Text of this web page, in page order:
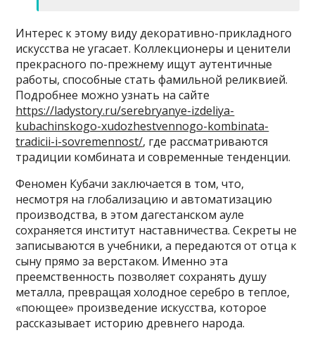
Интерес к этому виду декоративно-прикладного
искусства не угасает. Коллекционеры и ценители
прекрасного по-прежнему ищут аутентичные
работы, способные стать фамильной реликвией.
Подробнее можно узнать на сайте
https://ladystory.ru/serebryanye-izdeliya-
kubachinskogo-xudozhestvennogo-kombinata-
tradicii-i-sovremennost/, где рассматриваются
традиции комбината и современные тенденции.
Феномен Кубачи заключается в том, что,
несмотря на глобализацию и автоматизацию
производства, в этом дагестанском ауле
сохраняется институт наставничества. Секреты не
записываются в учебники, а передаются от отца к
сыну прямо за верстаком. Именно эта
преемственность позволяет сохранять душу
металла, превращая холодное серебро в теплое,
«поющее» произведение искусства, которое
рассказывает историю древнего народа.